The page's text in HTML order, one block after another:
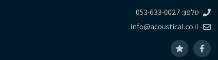
טלפון: 053-633-0027
info@acoustical.co.il